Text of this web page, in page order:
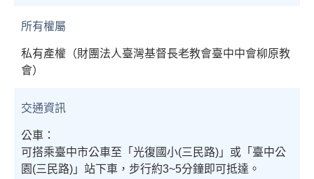
所有權屬
私有產權（財團法人臺灣基督長老教會臺中中會柳原教
會）
交通資訊
公車：
可搭乘臺中市公車至「光復國小(三民路)」或「臺中公
園(三民路)」站下車，步行約3~5分鐘即可抵達。